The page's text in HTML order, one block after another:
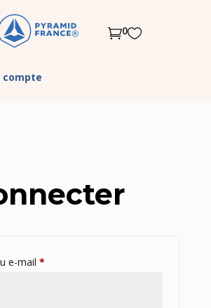
0
compte
e-mail *Obligatoire